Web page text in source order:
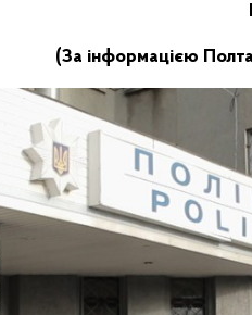
(За інформацією